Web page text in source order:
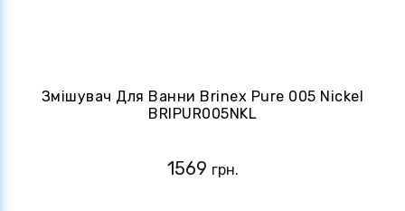
Змішувач Для Ванни Brinex Pure 005 Nickel
BRIPUR005NKL
1569 грн.